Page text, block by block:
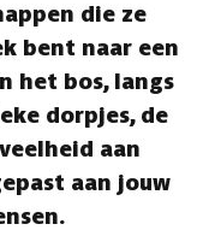
die ze
bent naar een
het bos, langs
dorpjes, de
aan
aan jouw